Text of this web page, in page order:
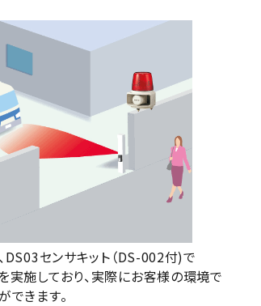
センサキット（DS-002付)で
施しており、実際にお客様の環境で
きます。